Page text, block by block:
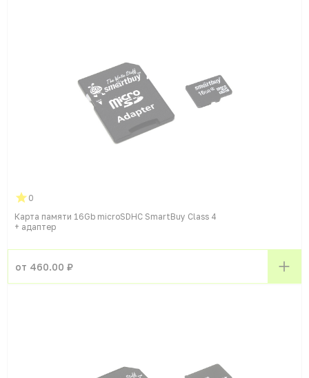
0
Карта памяти 16Gb microSDHC SmartBuy Class 4
+ адаптер
от 460.00 ₽